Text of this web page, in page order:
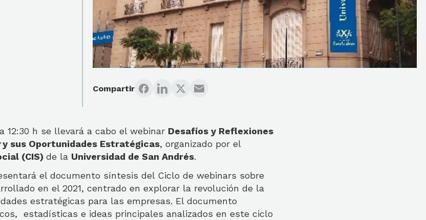
Compartir
12:30 h se llevará a cabo el webinar Desafíos y Reflexiones
y sus Oportunidades Estratégicas, organizado por el
(CIS) de la Universidad de San Andrés.
el documento síntesis del Ciclo de webinars sobre
en el 2021, centrado en explorar la revolución de la
estratégicas para las empresas. El documento
estadísticas e ideas principales analizados en este ciclo